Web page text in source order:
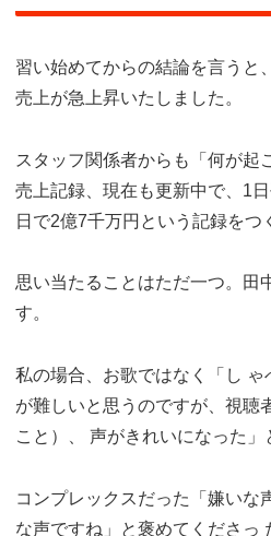
習い始めてからの結論を言うと
売上が急上昇いたしました。
スタッフ関係者からも「何が起
売上記録、現在も更新中で、1
日で2億7千万円という記録をつ
思い当たることはただ一つ。田
す。
私の場合、お歌ではなく「し
が難しいと思うのですが、視聴
こと）、 声がきれいになった」
コンプレックスだった「嫌いな
な声ですね」と褒めてくださっ